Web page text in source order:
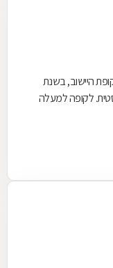
היישוב, בשנת
לקופה למעלה